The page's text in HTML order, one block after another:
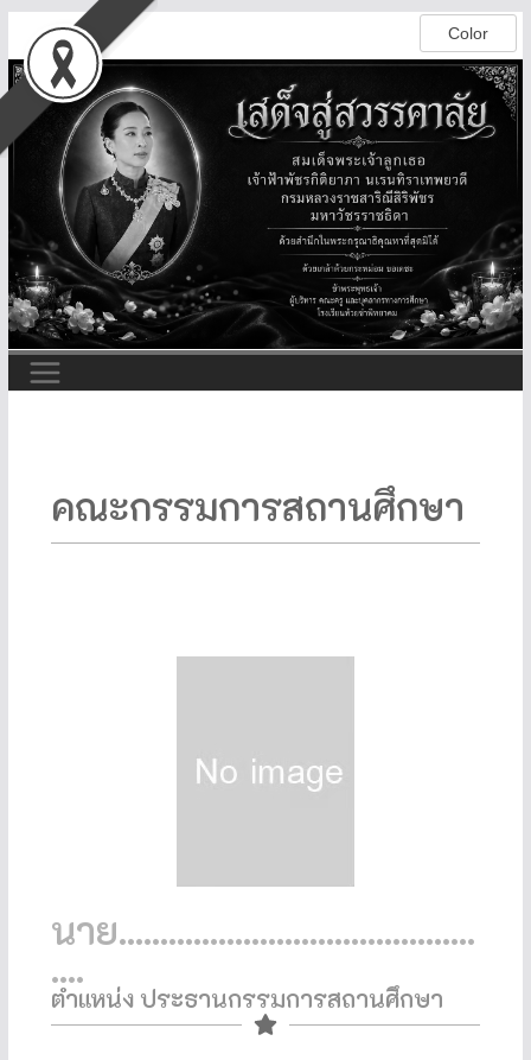
คณะกรรมการสถานศึกษา
นาย...........................................
....
ตำแหน่ง ประธานกรรมการสถานศึกษา